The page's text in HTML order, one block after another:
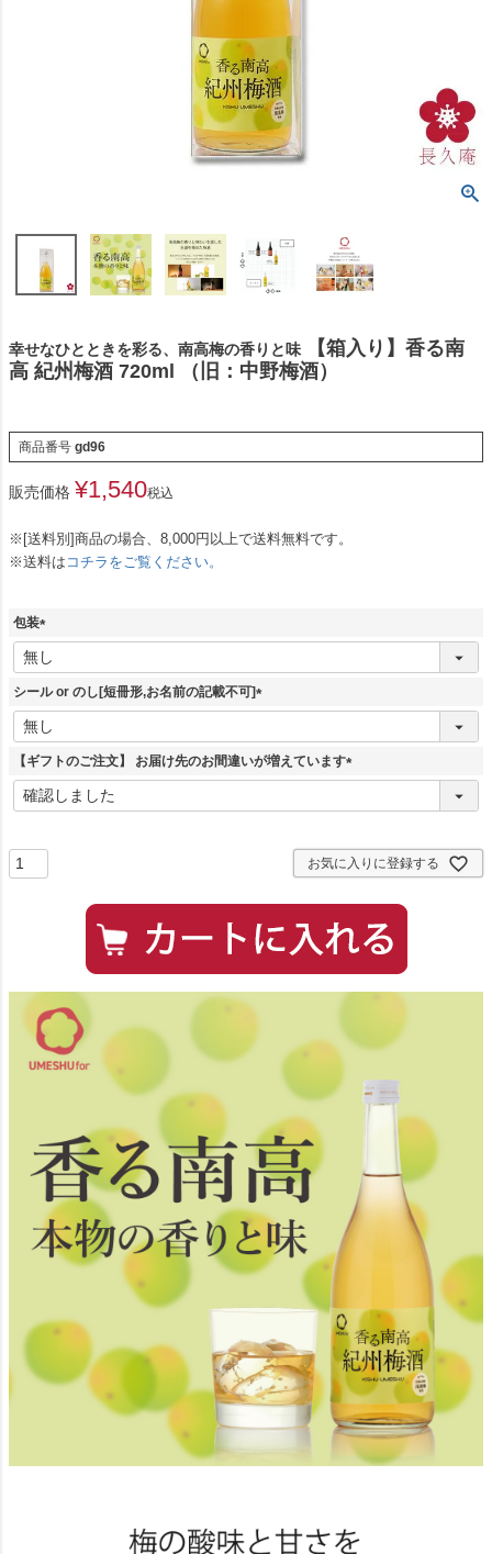
幸せなひとときを彩る、南高梅の香りと味
【箱入り】香る南
高 紀州梅酒 720ml （旧：中野梅酒）
商品番号 gd96
販売価格 ¥1,540税込
※[送料別]商品の場合、8,000円以上で送料無料です。
※送料は コチラをご覧ください。
包装
(
必
須
シール or のし[短冊形,お名前の記載不可]
(
須
【ギフトのご注文】 お届け先のお間違いが増えています
(
お気に入りに登録する